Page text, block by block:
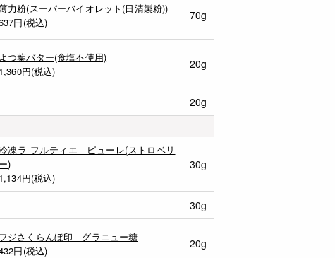
力粉(スーパーバイオレット(日清製粉))
円(税込)
70g
よつ葉バター(食塩不使用)
1,360円(税込)
20g
20g
凍ラ フルティエ ピューレ(ストロベリ
ー)
1,134円(税込)
30g
30g
フジさくらんぼ印 グラニュー糖
円(税込)
20g